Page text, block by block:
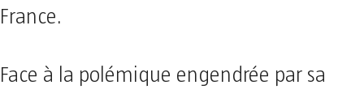
France.
Face à la polémique engendrée par sa